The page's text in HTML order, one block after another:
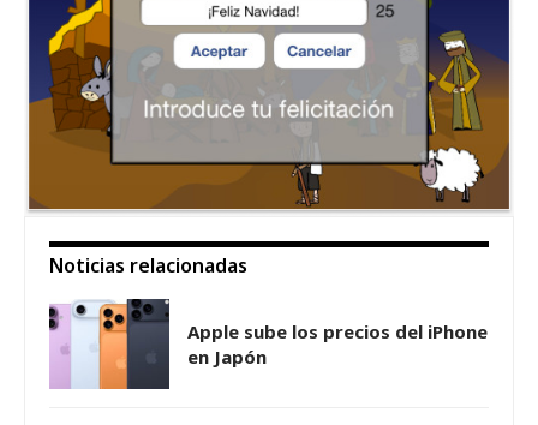
Noticias relacionadas
Apple sube los precios del iPhone
en Japón